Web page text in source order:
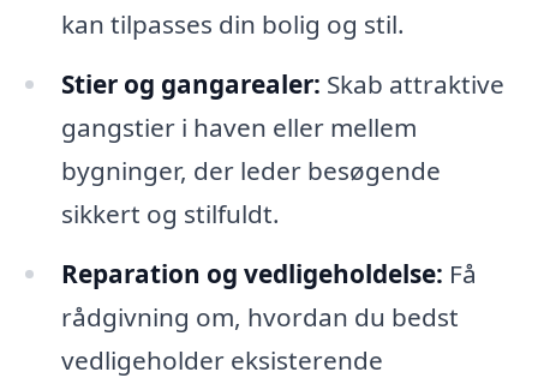
kan tilpasses din bolig og stil.
Stier og gangarealer: Skab attraktive
gangstier i haven eller mellem
bygninger, der leder besøgende
sikkert og stilfuldt.
Reparation og vedligeholdelse: Få
rådgivning om, hvordan du bedst
vedligeholder eksisterende